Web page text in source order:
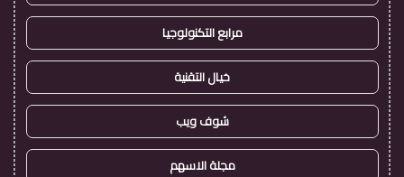
مرابع التكنولوجيا
خيال التقنية
شوف ويب
مجلة الاسهم